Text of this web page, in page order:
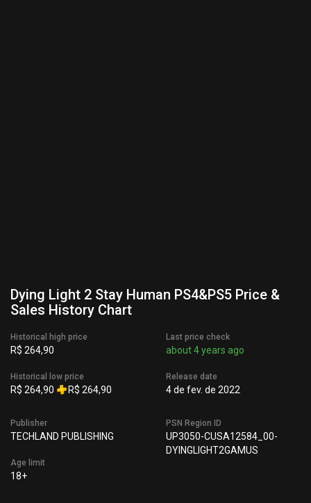
Dying Light 2 Stay Human PS4&PS5 Price &
Sales History Chart
Historical high price
R$ 264,90
Historical low price
R$ 264,90 R$ 264,90
Last price check
about 4 years ago
Release date
4 de fev. de 2022
Publisher
TECHLAND PUBLISHING
Age limit
18+
PSN Region ID
UP3050-CUSA12584_00-
DYINGLIGHT2GAMUS